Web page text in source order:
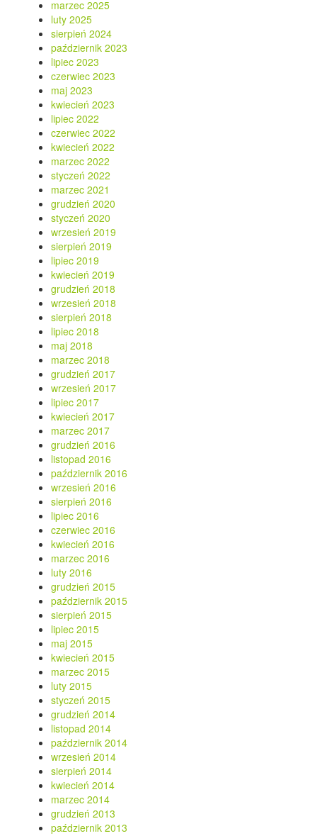
marzec 2025
luty 2025
sierpień 2024
październik 2023
lipiec 2023
czerwiec 2023
maj 2023
kwiecień 2023
lipiec 2022
czerwiec 2022
kwiecień 2022
marzec 2022
styczeń 2022
marzec 2021
grudzień 2020
styczeń 2020
wrzesień 2019
sierpień 2019
lipiec 2019
kwiecień 2019
grudzień 2018
wrzesień 2018
sierpień 2018
lipiec 2018
maj 2018
marzec 2018
grudzień 2017
wrzesień 2017
lipiec 2017
kwiecień 2017
marzec 2017
grudzień 2016
listopad 2016
październik 2016
wrzesień 2016
sierpień 2016
lipiec 2016
czerwiec 2016
kwiecień 2016
marzec 2016
luty 2016
grudzień 2015
październik 2015
sierpień 2015
lipiec 2015
maj 2015
kwiecień 2015
marzec 2015
luty 2015
styczeń 2015
grudzień 2014
listopad 2014
październik 2014
wrzesień 2014
sierpień 2014
kwiecień 2014
marzec 2014
grudzień 2013
październik 2013